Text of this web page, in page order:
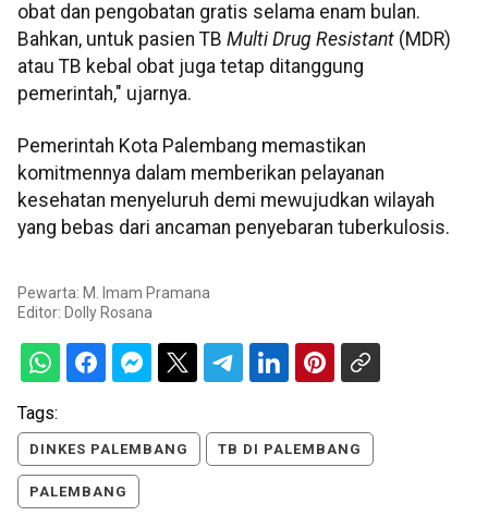
obat dan pengobatan gratis selama enam bulan.
Bahkan, untuk pasien TB Multi Drug Resistant (MDR)
atau TB kebal obat juga tetap ditanggung
pemerintah," ujarnya.
Pemerintah Kota Palembang memastikan
komitmennya dalam memberikan pelayanan
kesehatan menyeluruh demi mewujudkan wilayah
yang bebas dari ancaman penyebaran tuberkulosis.
Pewarta: M. Imam Pramana
Editor: Dolly Rosana
Tags:
DINKES PALEMBANG TB DI PALEMBANG
PALEMBANG